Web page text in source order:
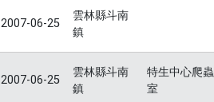
2007-06-25
雲林縣斗南
鎮
2007-06-25
雲林縣斗南
鎮
特生中心爬蟲
室